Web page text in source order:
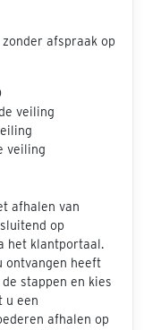
afspraak op
veiling
veiling
afhalen van
op
het klantportaal.
ontvangen heeft
stappen en kies
u een
afhalen op